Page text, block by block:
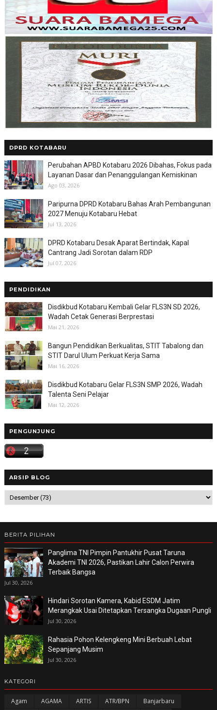
DPRD KOTABARU
Perubahan APBD Kotabaru 2026 Dibahas, Fokus pada
Layanan Dasar dan Penanggulangan Kemiskinan
Ago 03, 2026
Paripurna DPRD Kotabaru Bahas Arah Pembangunan
2027 Menuju Kotabaru Hebat
Jul 13, 2026
DPRD Kotabaru Desak Aparat Bertindak, Kapal
Cantrang Jadi Sorotan dalam RDP
Jul 07, 2026
PENDIDIKAN
Disdikbud Kotabaru Kembali Gelar FLS3N SD 2026,
Wadah Cetak Generasi Berprestasi
Mai 21, 2026
Bangun Pendidikan Berkualitas, STIT Tabalong dan
STIT Darul Ulum Perkuat Kerja Sama
Mai 16, 2026
Disdikbud Kotabaru Gelar FLS3N SMP 2026, Wadah
Talenta Seni Pelajar
Mai 12, 2026
PENGUNJUNG
ARSIP BLOG
BERITA PILIHAN
Panglima TNI Pimpin Pantukhir Pusat Taruna
Akademi TNI 2026, Pastikan Lahir Calon Perwira
Terbaik Bangsa
Jul 30, 2026
Hindari Sorotan Kamera, Kabid ESDM Jatim
Merangkak Usai Ditetapkan Tersangka Dugaan Pungli
Jul 30, 2026
Rahasia Pohon Kelengkeng Mini Berbuah Lebat
Sepanjang Musim
Jul 30, 2026
KATEGORI
Agam AGAMA ARTIS ATR/BPN
Banjarbaru